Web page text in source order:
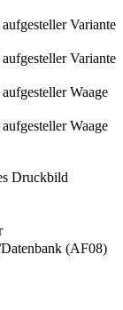
Variante
Variante
Waage
Waage
Druckbild
(AF08)